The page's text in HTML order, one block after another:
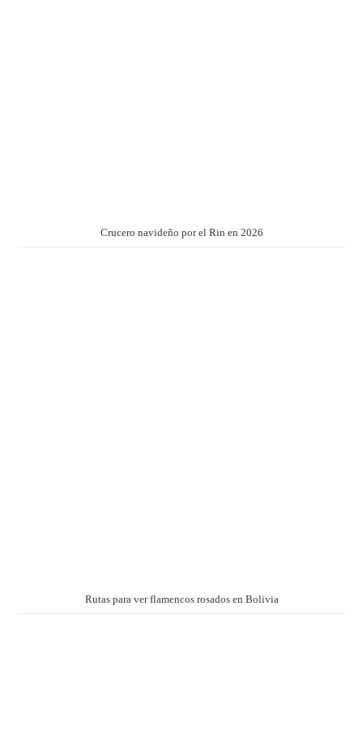
Crucero navideño por el Rin en 2026
Rutas para ver flamencos rosados en Bolivia